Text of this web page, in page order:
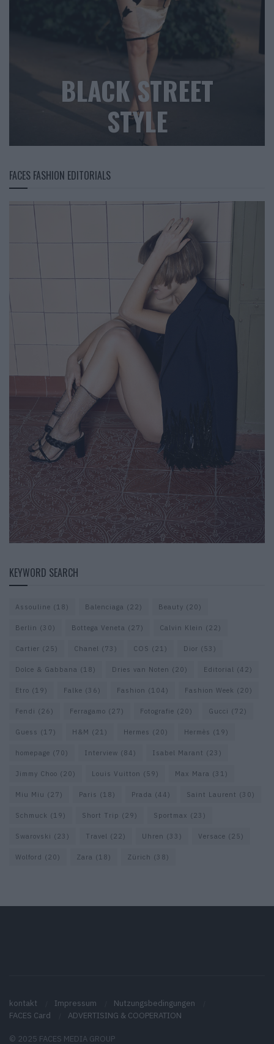
BLACK STREET
STYLE
FACES FASHION EDITORIALS
KEYWORD SEARCH
Assouline (18) Balenciaga (22) Beauty (20)
Berlin (30) Bottega Veneta (27) Calvin Klein (22)
Cartier (25) Chanel (73) COS (21) Dior (53)
Dolce & Gabbana (18) Dries van Noten (20) Editorial (42)
Etro (19) Falke (36) Fashion (104) Fashion Week (20)
Fendi (26) Ferragamo (27) Fotografie (20) Gucci (72)
Guess (17) H&M (21) Hermes (20) Hermès (19)
homepage (70) Interview (84) Isabel Marant (23)
Jimmy Choo (20) Louis Vuitton (59) Max Mara (31)
Miu Miu (27) Paris (18) Prada (44) Saint Laurent (30)
Schmuck (19) Short Trip (29) Sportmax (23)
Swarovski (23) Travel (22) Uhren (33) Versace (25)
Wolford (20) Zara (18) Zürich (38)
kontakt Impressum
Nutzungsbedingungen
FACES Card
ADVERTISING & COOPERATION
© 2025 FACES MEDIA GROUP